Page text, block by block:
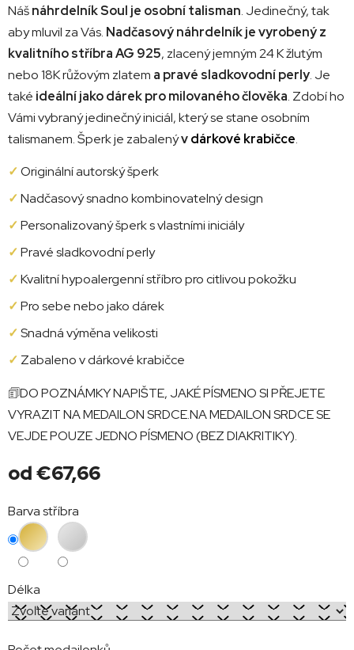
Nášnáhrdelník Soul je osobní talisman. Jedinečný, tak
aby mluvil za Vás. Nadčasový náhrdelník je vyrobený z
kvalitního stříbra AG 925, zlacený jemným 24 K žlutým
nebo 18K růžovým zlatem a pravé sladkovodní perly. Je
také ideální jako dárek pro milovaného člověka. Zdobí ho
Vámi vybraný jedinečný iniciál, který se stane osobním
talismanem. Šperk je zabalenývdárkové krabičce.
✓Originální autorský šperk
✓Nadčasový snadno kombinovatelný design
✓Personalizovaný šperk s vlastními iniciály
✓Pravé sladkovodní perly
✓Kvalitní hypoalergenní stříbro pro citlivou pokožku
✓Pro sebe nebo jako dárek
✓Snadná výměna velikosti
✓ Zabaleno v dárkové krabičce
🗊DO POZNÁMKY NAPIŠTE, JAKÉ PÍSMENO SI PŘEJETE
VYRAZIT NA MEDAILON SRDCE.NA MEDAILON SRDCE SE
VEJDE POUZE JEDNO PÍSMENO (BEZ DIAKRITIKY).
od€67,66
cena:
Barva stříbra
Délka